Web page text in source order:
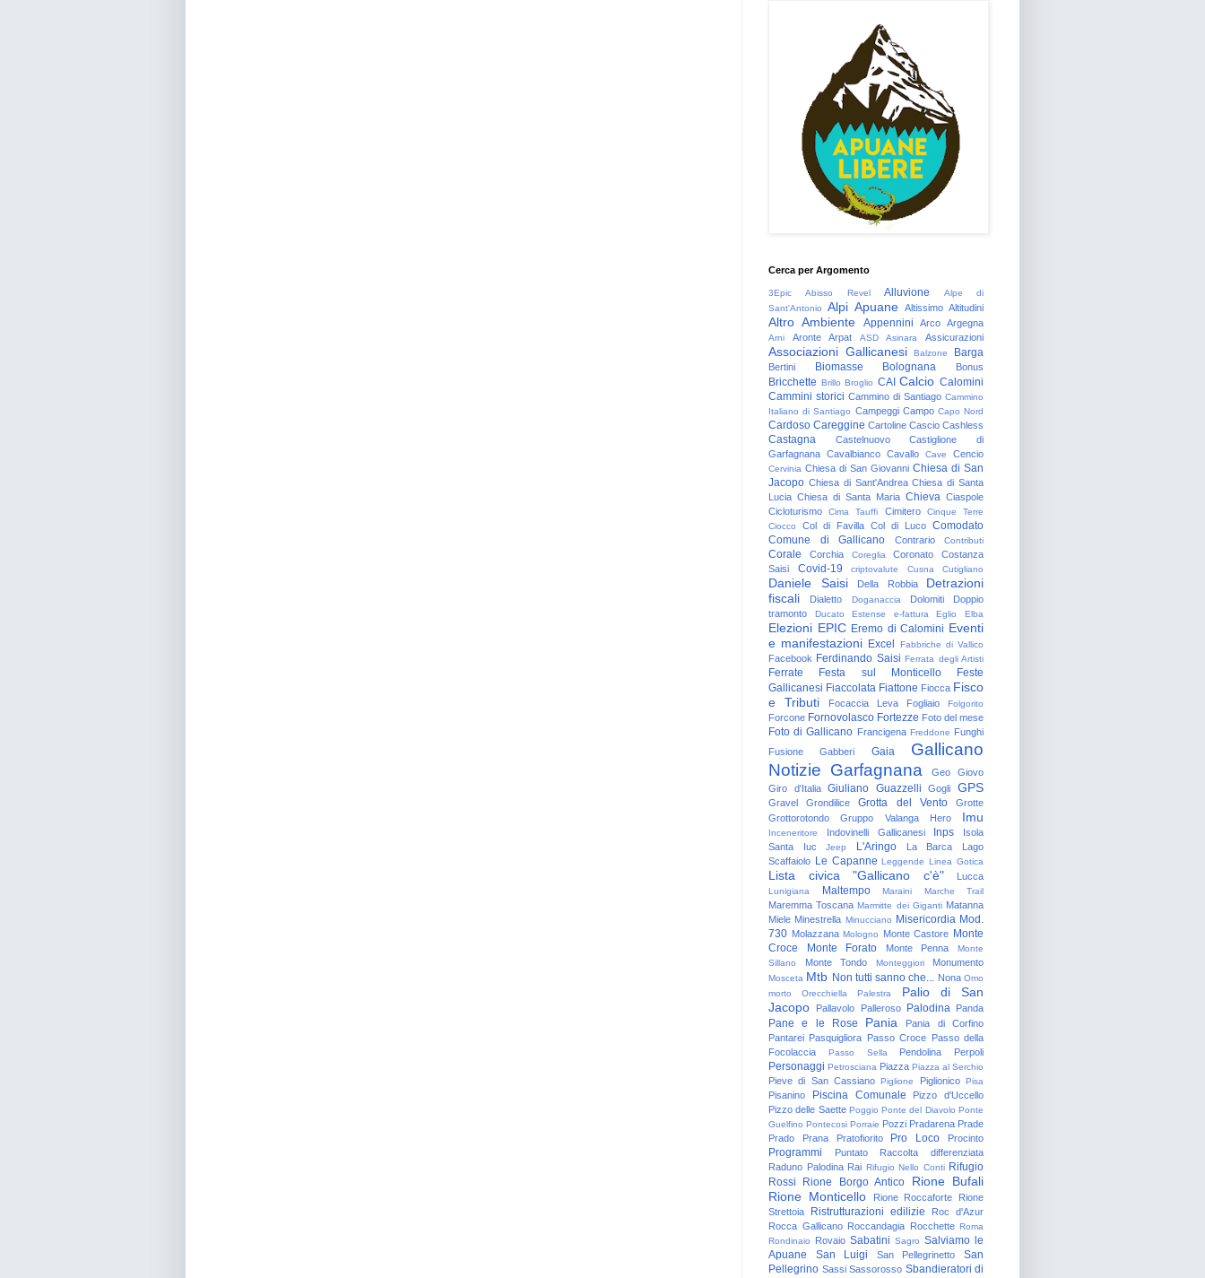
Cerca per Argomento
3Epic Abisso Revel Alluvione
Alpe di
Sant'Antonio
Alpi Apuane Altissimo Altitudini
Altro Ambiente Appennini Arco Argegna
Arni Aronte Arpat ASD Asinara Assicurazioni
Associazioni Gallicanesi Balzone Barga
Bertini Biomasse Bolognana Bonus
Bricchette Brillo Broglio CAI Calcio Calomini
Cammini storici Cammino di Santiago Cammino
Italiano di Santiago Campeggi Campo Capo Nord
Cardoso Careggine Cartoline Cascio Cashless
Castagna Castelnuovo
Castiglione di
Garfagnana Cavalbianco Cavallo Cave Cencio
Cervinia Chiesa di San Giovanni Chiesa di San
Jacopo Chiesa di Sant'Andrea Chiesa di Santa
Lucia Chiesa di Santa Maria Chieva Ciaspole
Cicloturismo
Cima Tauffi Cimitero
Cinque Terre
Ciocco
Col di Favilla Col di Luco Comodato
Comune di Gallicano
Contrario Contributi
Corale Corchia Coreglia Coronato
Costanza
Saisi
Covid-19 criptovalute Cusna Cutigliano
Daniele Saisi Della Robbia
Detrazioni
fiscali
Dialetto Doganaccia Dolomiti
Doppio
tramonto
Ducato Estense e-fattura Eglio Elba
Elezioni EPIC Eremo di Calomini Eventi
e manifestazioni Excel Fabbriche di Vallico
Facebook Ferdinando Saisi Ferrata degli Artisti
Ferrate Festa sul Monticello
Feste
Gallicanesi Fiaccolata Fiattone Fiocca Fisco
e Tributi
Focaccia Leva Fogliaio Folgorito
Forcone Fornovolasco Fortezze Foto del mese
Foto di Gallicano Francigena Freddone Funghi
Fusione
Gabberi Gaia
Gallicano
Notizie Garfagnana Geo
Giovo
Giro d'Italia
Giuliano Guazzelli Gogli GPS
Gravel Grondilice Grotta del Vento
Grotte
Grottorotondo
Gruppo Valanga Hero Imu
Inceneritore Indovinelli Gallicanesi Inps
Isola
Santa
Iuc Jeep L'Aringo La Barca
Lago
Scaffaiolo Le Capanne Leggende Linea Gotica
Lista civica "Gallicano c'è" Lucca
Lunigiana Maltempo Maraini Marche Trail
Maremma Toscana Marmitte dei Giganti Matanna
Miele Minestrella Minucciano Misericordia Mod.
730 Molazzana Mologno Monte Castore Monte
Croce
Monte Forato Monte Penna
Monte
Sillano
Monte Tondo Monteggiori Monumento
Mosceta Mtb Non tutti sanno che... Nona Omo
morto
Orecchiella Palestra
Palio di San
Jacopo
Pallavolo Palleroso Palodina Panda
Pane e le Rose Pania
Pania di Corfino
Pantarei Pasquigliora Passo Croce Passo della
Focolaccia
Passo Sella Pendolina Perpoli
Personaggi Petrosciana Piazza Piazza al Serchio
Pieve di San Cassiano Piglione Piglionico Pisa
Pisanino Piscina Comunale
Pizzo d'Uccello
Pizzo delle Saette Poggio Ponte del Diavolo Ponte
Guelfino Pontecosi Porraie Pozzi Pradarena Prade
Prado
Prana Pratofiorito Pro Loco Procinto
Programmi Puntato
Raccolta differenziata
Raduno Palodina Rai Rifugio Nello Conti Rifugio
Rossi
Rione Borgo Antico
Rione Bufali
Rione Monticello
Rione Roccaforte
Rione
Strettoia
Ristrutturazioni edilizie
Roc d'Azur
Rocca Gallicano Roccandagia Rocchette Roma
Rondinaio
Rovaio Sabatini Sagro Salviamo le
Apuane
San Luigi San Pellegrinetto
San
Pellegrino Sassi Sassorosso Sbandieratori di